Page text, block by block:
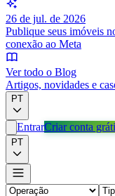
26 de jul. de 2026
Publique seus imóveis
conexão ao Meta
Ver todo o Blog
Artigos, novidades e
PT
EntrarCriar conta
PT